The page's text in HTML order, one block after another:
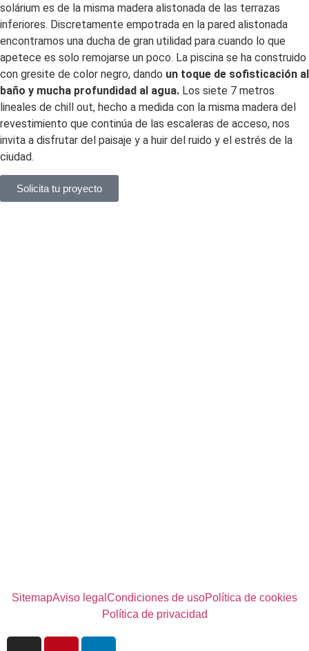
solárium es de la misma madera alistonada de las terrazas
inferiores. Discretamente empotrada en la pared alistonada
encontramos una ducha de gran utilidad para cuando lo que
apetece es solo remojarse un poco. La piscina se ha construido
con gresite de color negro, dando un toque de sofisticación al
baño y mucha profundidad al agua. Los siete 7 metros
lineales de chill out, hecho a medida con la misma madera del
revestimiento que continúa de las escaleras de acceso, nos
invita a disfrutar del paisaje y a huir del ruido y el estrés de la
ciudad.
Solicita tu proyecto
SitemapAviso legal Condiciones de usoPolítica de cookies
Política de privacidad